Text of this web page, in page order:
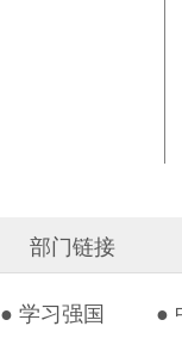
部门链接
● 学习强国 ●